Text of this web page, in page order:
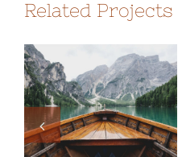
Related Projects